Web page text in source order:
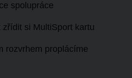
spolupráce
zřídit si MultiSport kartu
rozvrhem proplácíme